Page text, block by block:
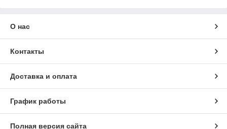
О нас
Контакты
Доставка и оплата
График работы
Полная версия сайта